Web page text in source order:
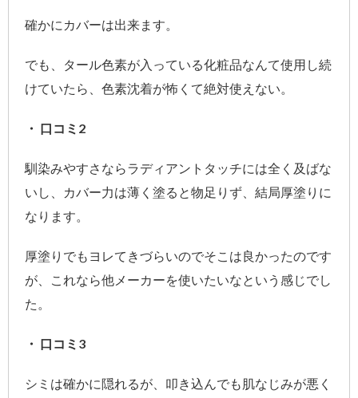
確かにカバーは出来ます。
でも、タール色素が入っている化粧品なんて使用し続
けていたら、色素沈着が怖くて絶対使えない。
・ 口コミ2
馴染みやすさならラディアントタッチには全く及ばな
いし、カバー力は薄く塗ると物足りず、結局厚塗りに
なります。
厚塗りでもヨレてきづらいのでそこは良かったのです
が、これなら他メーカーを使いたいなという感じでし
た。
・ 口コミ3
シミは確かに隠れるが、叩き込んでも肌なじみが悪く